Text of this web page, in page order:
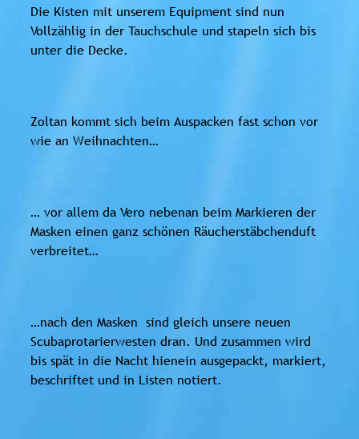
Die Kisten mit unserem Equipment sind nun
Vollzählig in der Tauchschule und stapeln sich bis
unter die Decke.
Zoltan kommt sich beim Auspacken fast schon vor
wie an Weihnachten…
… vor allem da Vero nebenan beim Markieren der
Masken einen ganz schönen Räucherstäbchenduft
verbreitet…
…nach den Masken sind gleich unsere neuen
Scubaprotarierwesten dran. Und zusammen wird
bis spät in die Nacht hienein ausgepackt, markiert,
beschriftet und in Listen notiert.